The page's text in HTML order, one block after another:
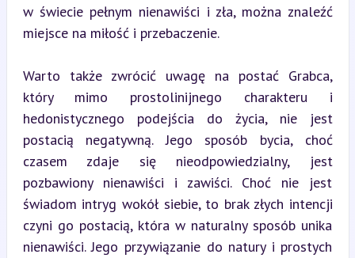
w świecie pełnym nienawiści i zła, można znaleźć
miejsce na miłość i przebaczenie.
Warto także zwrócić uwagę na postać Grabca,
który mimo prostolinijnego charakteru i
hedonistycznego podejścia do życia, nie jest
postacią negatywną. Jego sposób bycia, choć
czasem zdaje się nieodpowiedzialny, jest
pozbawiony nienawiści i zawiści. Choć nie jest
świadom intryg wokół siebie, to brak złych intencji
czyni go postacią, która w naturalny sposób unika
nienawiści. Jego przywiązanie do natury i prostych